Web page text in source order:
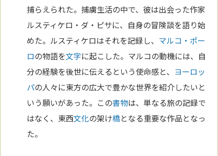
捕らえられた。捕虜生活の中で、彼は出会った作家
ルスティケロ・ダ・ピサに、自身の冒険談を語り始
めた。ルスティケロはそれを記録し、 マルコ・ポー
ロの物語を文字に起こした。マルコの動機には、自
分の経験を後世に伝えるという使命感と、 ヨーロッ
パの人々に東方の広大で豊かな世界を紹介したいと
いう願いがあった。この書物は、単なる旅の記録で
はなく、東西文化の架け橋となる重要な作品となっ
た。